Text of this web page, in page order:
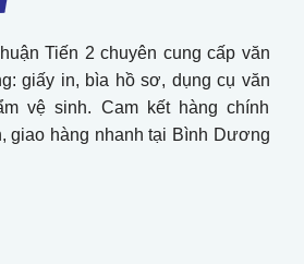
Tiến 2 chuyên cung cấp văn
giấy in, bìa hồ sơ, dụng cụ văn
vệ sinh. Cam kết hàng chính
giao hàng nhanh tại Bình Dương